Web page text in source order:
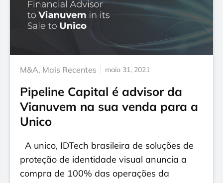
M&A, Mais Recentes maio 31, 2021
Pipeline Capital é advisor da
Vianuvem na sua venda para a
Unico
A unico, IDTech brasileira de soluções de
proteção de identidade visual anuncia a
compra de 100% das operações da